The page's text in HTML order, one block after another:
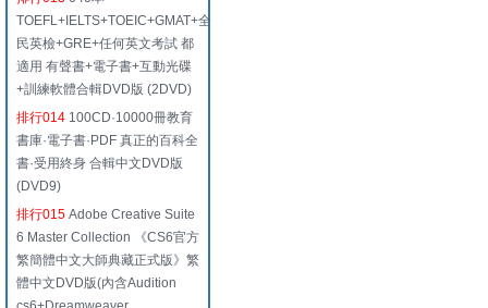
TOEFL+IELTS+TOEIC+GMAT+全
民英檢+GRE+任何英文考試 都
適用 有聲書+電子書+互動光碟
+訓練軟體合輯DVD版 (2DVD)
排行014 100CD·10000冊教育
書庫·電子書·PDF 真正的百科全
書·受用終身 合輯中文DVD版
(DVD9)
排行015 Adobe Creative Suite
6 Master Collection 《CS6官方
繁簡體中文大師典藏正式版》繁
體中文DVD版(內含Audition